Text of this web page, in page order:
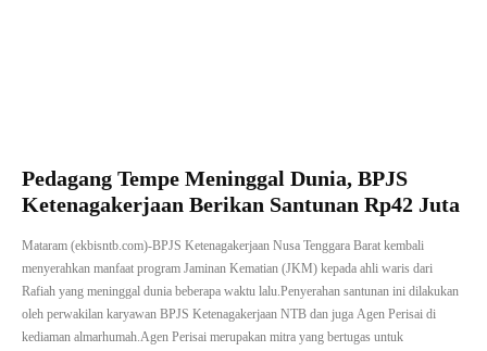
Pedagang Tempe Meninggal Dunia, BPJS
Ketenagakerjaan Berikan Santunan Rp42 Juta
Mataram (ekbisntb.com)-BPJS Ketenagakerjaan Nusa Tenggara Barat kembali
menyerahkan manfaat program Jaminan Kematian (JKM) kepada ahli waris dari
Rafiah yang meninggal dunia beberapa waktu lalu.Penyerahan santunan ini dilakukan
oleh perwakilan karyawan BPJS Ketenagakerjaan NTB dan juga Agen Perisai di
kediaman almarhumah.Agen Perisai merupakan mitra yang bertugas untuk